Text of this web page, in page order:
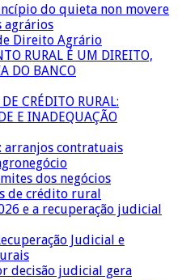
do quieta non movere
agrários
Direito Agrário
RURAL É UM DIREITO,
DO BANCO
CRÉDITO RURAL:
E INADEQUAÇÃO
contratuais
dos negócios
de crédito rural
e a recuperação judicial
Judicial e
decisão judicial gera